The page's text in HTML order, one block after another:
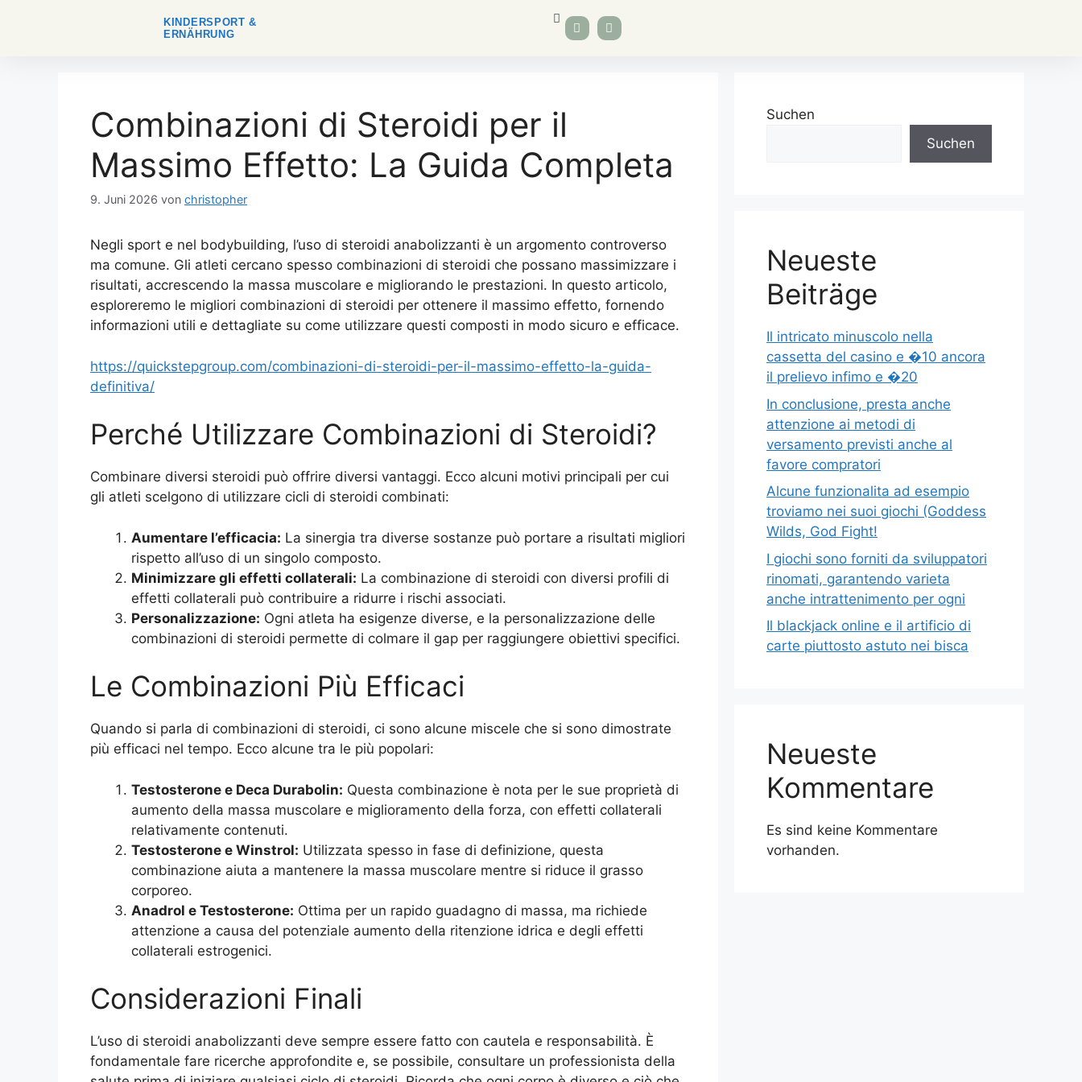
KINDERSPORT &
ERNÄHRUNG
Combinazioni di Steroidi per il
Massimo Effetto: La Guida Completa
9. Juni 2026 von christopher
Negli sport e nel bodybuilding, l’uso di steroidi anabolizzanti è un argomento controverso
ma comune. Gli atleti cercano spesso combinazioni di steroidi che possano massimizzare i
risultati, accrescendo la massa muscolare e migliorando le prestazioni. In questo articolo,
esploreremo le migliori combinazioni di steroidi per ottenere il massimo effetto, fornendo
informazioni utili e dettagliate su come utilizzare questi composti in modo sicuro e efficace.
https://quickstepgroup.com/combinazioni-di-steroidi-per-il-massimo-effetto-la-guida-
definitiva/
Perché Utilizzare Combinazioni di Steroidi?
Combinare diversi steroidi può offrire diversi vantaggi. Ecco alcuni motivi principali per cui
gli atleti scelgono di utilizzare cicli di steroidi combinati:
Aumentare l’efficacia: La sinergia tra diverse sostanze può portare a risultati migliori
rispetto all’uso di un singolo composto.
Minimizzare gli effetti collaterali: La combinazione di steroidi con diversi profili di
effetti collaterali può contribuire a ridurre i rischi associati.
Personalizzazione: Ogni atleta ha esigenze diverse, e la personalizzazione delle
combinazioni di steroidi permette di colmare il gap per raggiungere obiettivi specifici.
Le Combinazioni Più Efficaci
Quando si parla di combinazioni di steroidi, ci sono alcune miscele che si sono dimostrate
più efficaci nel tempo. Ecco alcune tra le più popolari:
Testosterone e Deca Durabolin: Questa combinazione è nota per le sue proprietà di
aumento della massa muscolare e miglioramento della forza, con effetti collaterali
relativamente contenuti.
Testosterone e Winstrol: Utilizzata spesso in fase di definizione, questa
combinazione aiuta a mantenere la massa muscolare mentre si riduce il grasso
corporeo.
Anadrol e Testosterone: Ottima per un rapido guadagno di massa, ma richiede
attenzione a causa del potenziale aumento della ritenzione idrica e degli effetti
collaterali estrogenici.
Considerazioni Finali
L’uso di steroidi anabolizzanti deve sempre essere fatto con cautela e responsabilità. È
fondamentale fare ricerche approfondite e, se possibile, consultare un professionista della
Suchen
Suchen
Neueste
Beiträge
Il intricato minuscolo nella
cassetta del casino e �10 ancora
il prelievo infimo e �20
In conclusione, presta anche
attenzione ai metodi di
versamento previsti anche al
favore compratori
Alcune funzionalita ad esempio
troviamo nei suoi giochi (Goddess
Wilds, God Fight!
I giochi sono forniti da sviluppatori
rinomati, garantendo varieta
anche intrattenimento per ogni
Il blackjack online e il artificio di
carte piuttosto astuto nei bisca
Neueste
Kommentare
Es sind keine Kommentare
vorhanden.